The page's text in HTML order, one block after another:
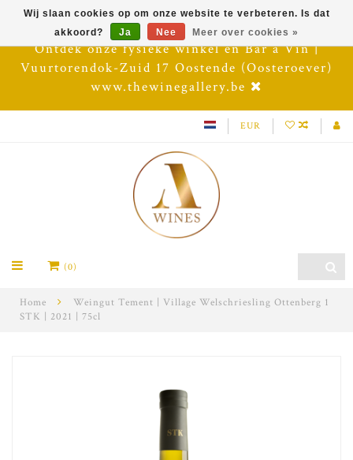
Ontdek onze fysieke winkel en Bar à Vin |
Vuurtorendok-Zuid 17 Oostende (Oosteroever)
www.thewinegallery.be
EUR
(0)
Home
Weingut Tement | Village Welschriesling Ottenberg 1
STK | 2021 | 75cl
Wij slaan cookies op om onze website te verbeteren. Is dat
akkoord?
Ja Nee Meer over cookies »